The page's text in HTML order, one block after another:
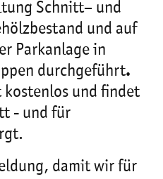
Schnitt– und
und auf
Parkanlage in
durchgeführt.
kostenlos und findet
- und für
damit wir für